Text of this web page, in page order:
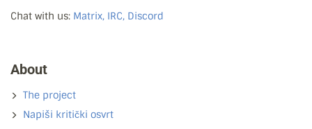
Chat with us: Matrix, IRC, Discord
About
The project
Napiši kritički osvrt